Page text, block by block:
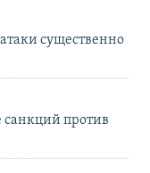
существенно
против